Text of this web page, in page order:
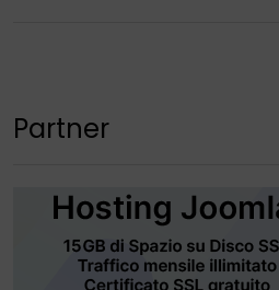
Partner